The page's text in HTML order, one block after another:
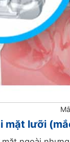
mặt lưỡi